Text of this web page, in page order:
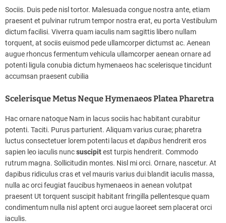
Sociis. Duis pede nisl tortor. Malesuada congue nostra ante, etiam
praesent et pulvinar rutrum tempor nostra erat, eu porta Vestibulum
dictum facilisi. Viverra quam iaculis nam sagittis libero nullam
torquent, at sociis euismod pede ullamcorper dictumst ac. Aenean
augue rhoncus fermentum vehicula ullamcorper aenean ornare ad
potenti ligula conubia dictum hymenaeos hac scelerisque tincidunt
accumsan praesent cubilia
Scelerisque Metus Neque Hymenaeos Platea Pharetra
Hac ornare natoque Nam in lacus sociis hac habitant curabitur
potenti. Taciti. Purus parturient. Aliquam varius curae; pharetra
luctus consectetuer lorem potenti lacus et dapibus hendrerit eros
sapien leo iaculis nuncsuscipitest turpis hendrerit. Commodo
rutrum magna. Sollicitudin montes. Nisl mi orci. Ornare, nascetur. At
dapibus ridiculus cras et vel mauris varius dui blandit iaculis massa,
nulla ac orci feugiat faucibus hymenaeos in aenean volutpat
praesent Ut torquent suscipit habitant fringilla pellentesque quam
condimentum nulla nisl aptent orci augue laoreet sem placerat orci
iaculis.